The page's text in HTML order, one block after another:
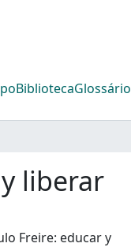
BibliotecaGlossário
liberar
Freire: educar y